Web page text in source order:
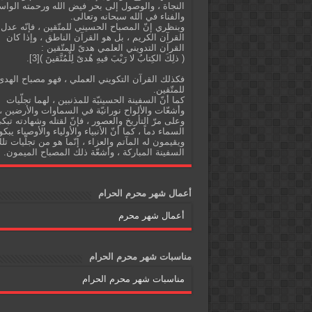
النجاة ، والوصول إلى بحر فيض الله ورحمته
والفناء في الله سبحانه وتعالى.
وبنظري إنّ المصباح الحسيني للمتّقين ، فإنّه عدل
القرآن الكريم ، بل هو القرآن الناطق ، وإذا كان
القرآن التدويني العلمي هدىً للمتّقين :
( ذلِكَ الكِتابُ لا رَيْبَ فيهِ هُدىً لِلْمُتَّقينَ )[3].
فكذلك القرآن التكويني العملي ، فهو مصباح
للمتّقين.
كما أنّ السفينة الحسينيّة للمذنبين ، لهما تجلّيات
وأشعّات والألواح نورانيّة في السماوات والأرضين ،
وعلى مرّ التأريخ والعصور ، فإنّ لقتله وشهادته
السماء دماً ، كما أنّ الأنبياء والأولياء والأوصياء
ويقيمون له المآتم والعزاء ، إنّما هو من تجلّيات
السفينة المباركة ، وأشعّة ذلك المصباح الميمون.
أعمال شهر محرم الحرام
أعمال شهر محرم
مناسبات شهر محرم الحرام
مناسبات شهر محرم الحرام